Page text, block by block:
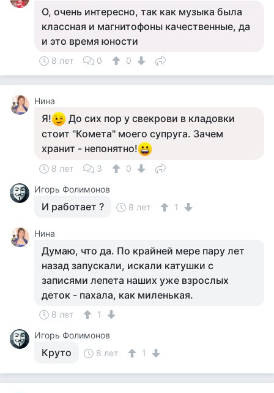
О, очень интересно, так как музыка была
классная и магнитофоны качественные, да
и это время юности
8 лет 0 0
Нина
Я!
До сих пор у свекрови в кладовки
стоит "Комета" моего супруга. Зачем
хранит - непонятно!
8 лет 3
0
Игорь Фолимонов
И работает ? 8 лет 1
Нина
Думаю, что да. По крайней мере пару лет
назад запускали, искали катушки с
записями лепета наших уже взрослых
деток - пахала, как миленькая.
8 лет
1
Игорь Фолимонов
Круто 8 лет 1